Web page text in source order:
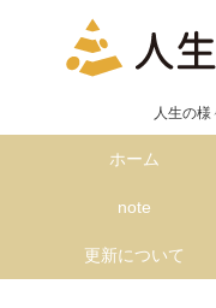
人生の
ホーム
note
更新について